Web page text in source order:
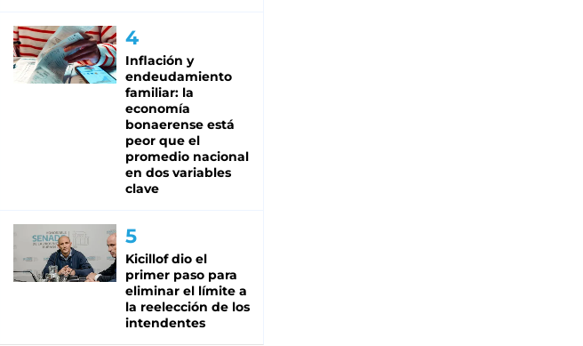
Inflación y
endeudamiento
familiar: la
economía
bonaerense está
peor que el
promedio nacional
en dos variables
clave
Kicillof dio el
primer paso para
eliminar el límite a
la reelección de los
intendentes